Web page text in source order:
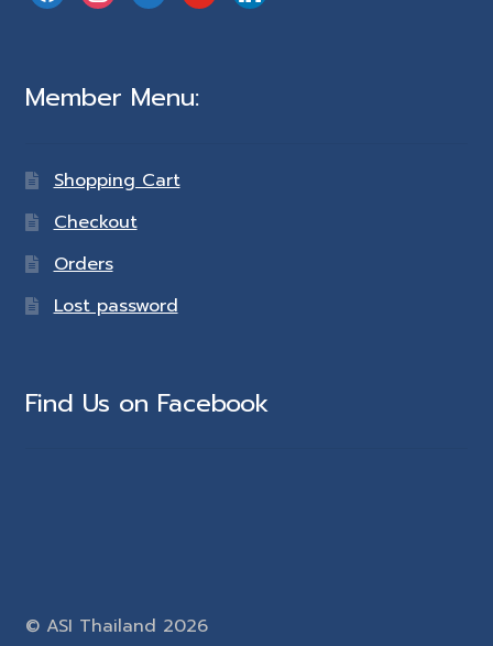
Member Menu:
Shopping Cart
Checkout
Orders
Lost password
Find Us on Facebook
© ASI Thailand 2026